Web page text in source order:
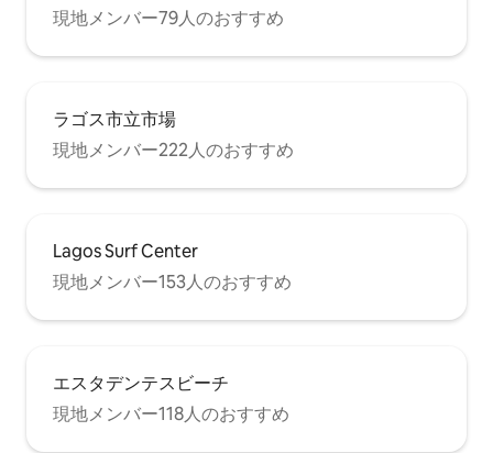
現地メンバー79人のおすすめ
ラゴス市立市場
現地メンバー222人のおすすめ
Lagos Surf Center
現地メンバー153人のおすすめ
エスタデンテスビーチ
現地メンバー118人のおすすめ